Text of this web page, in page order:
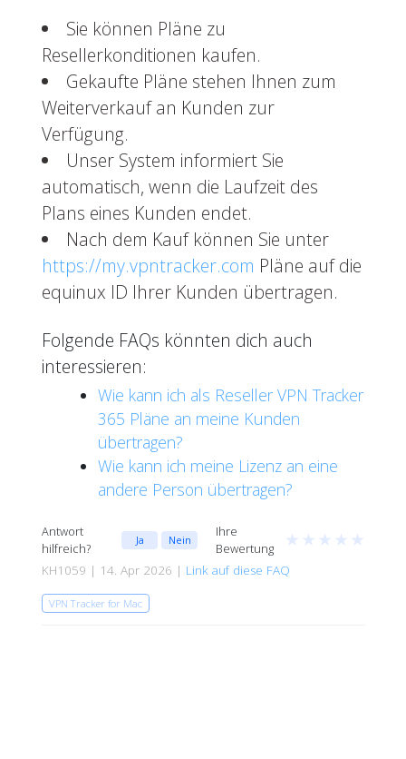
Sie können Pläne zu
Resellerkonditionen kaufen.
Gekaufte Pläne stehen Ihnen zum
Weiterverkauf an Kunden zur
Verfügung.
Unser System informiert Sie
automatisch, wenn die Laufzeit des
Plans eines Kunden endet.
Nach dem Kauf können Sie unter
https://my.vpntracker.com Pläne auf die
equinux ID Ihrer Kunden übertragen.
Folgende FAQs könnten dich auch
interessieren:
Wie kann ich als Reseller VPN Tracker
365 Pläne an meine Kunden
übertragen?
Wie kann ich meine Lizenz an eine
andere Person übertragen?
Antwort
hilfreich?
Ja Nein
Ihre
Bewertung
★ ★ ★ ★ ★
KH1059 | 14. Apr 2026 | Link auf diese FAQ
VPN Tracker for Mac